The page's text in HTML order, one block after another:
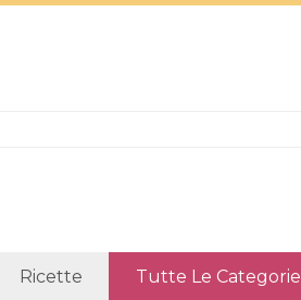
Ricette Tutte Le Categorie